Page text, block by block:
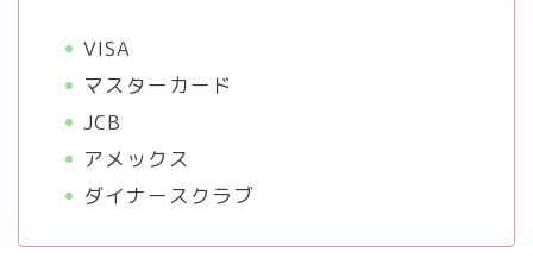
VISA
マスターカード
JCB
アメックス
ダイナースクラブ